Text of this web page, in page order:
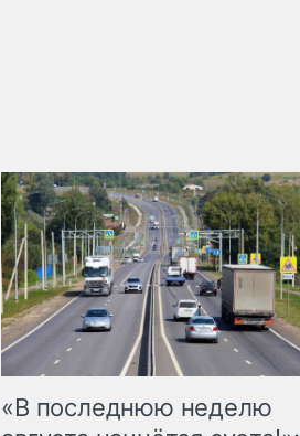
«В последнюю неделю